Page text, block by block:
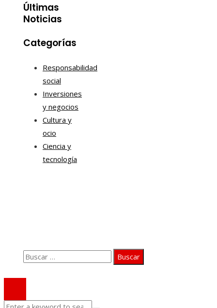
Últimas
Noticias
Categorías
Responsabilidad
social
Inversiones
y negocios
Cultura y
ocio
Ciencia y
tecnología
Buscar: